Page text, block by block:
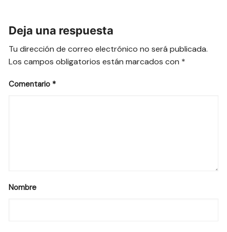
Deja una respuesta
Tu dirección de correo electrónico no será publicada.
Los campos obligatorios están marcados con *
Comentario *
Nombre